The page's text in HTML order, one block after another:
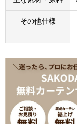
その他仕様